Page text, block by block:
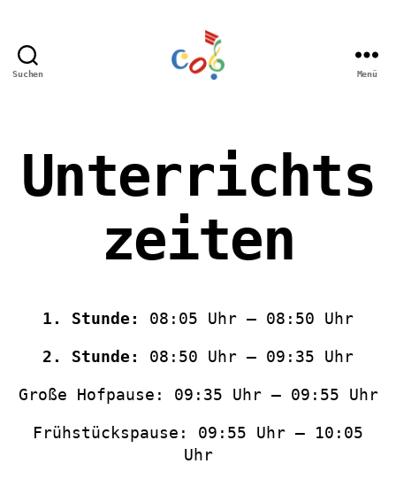
Suchen
Hamm
Menü
Unterrichts
zeiten
1. Stunde: 08:05 Uhr – 08:50 Uhr
2. Stunde: 08:50 Uhr – 09:35 Uhr
Große Hofpause: 09:35 Uhr – 09:55 Uhr
Frühstückspause: 09:55 Uhr – 10:05
Uhr